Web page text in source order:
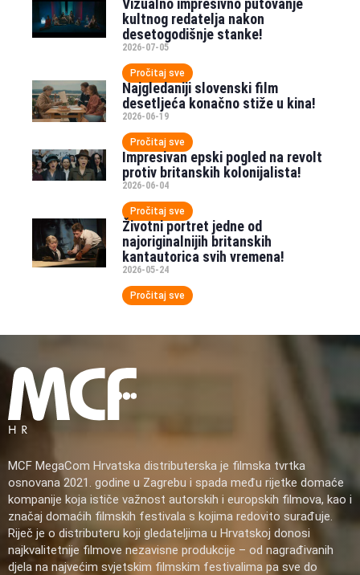
Vizualno impresivno putovanje
kultnog redatelja nakon
desetogodišnje stanke!
2026-07-05
Pročitaj sve
Najgledaniji slovenski film
desetljeća konačno stiže u kina!
2026-06-19
Pročitaj sve
Impresivan epski pogled na revolt
protiv britanskih kolonijalista!
2026-06-04
Pročitaj sve
Životni portret jedne od
najoriginalnijih britanskih
kantautorica svih vremena!
2026-05-24
Pročitaj sve
MCF MegaCom Hrvatska distributerska je filmska tvrtka
osnovana 2021. godine u Zagrebu i spada među rijetke domaće
kompanije koja ističe važnost autorskih i europskih filmova, kao i
značaj domaćih filmskih festivala s kojima redovito surađuje.
Riječ je o distributeru koji gledateljima u Hrvatskoj donosi
najkvalitetnije filmove nezavisne produkcije – od nagrađivanih
djela na najvećim svjetskim filmskim festivalima pa sve do